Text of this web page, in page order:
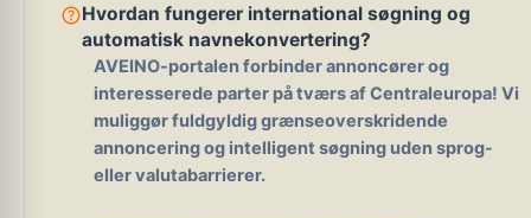
help_outlineHvordan fungerer international søgning og
automatisk navnekonvertering?
AVEINO-portalen forbinder annoncører og
interesserede parter på tværs af Centraleuropa! Vi
muliggør fuldgyldig grænseoverskridende
annoncering og intelligent søgning uden sprog-
eller valutabarrierer.